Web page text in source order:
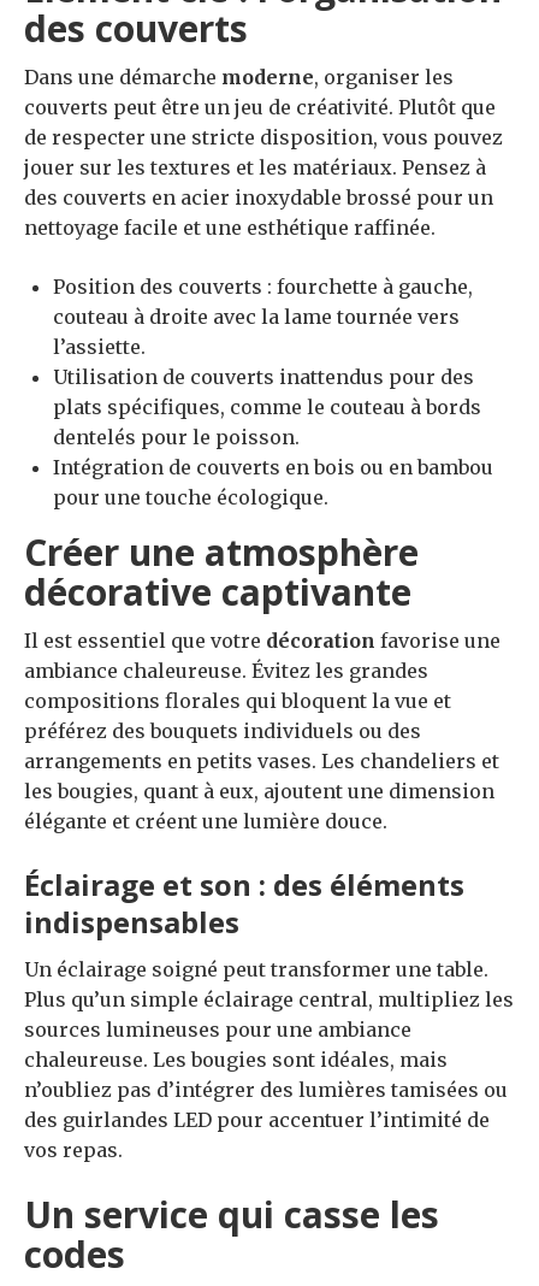
des couverts
Dans une démarche moderne, organiser les
couverts peut être un jeu de créativité. Plutôt que
de respecter une stricte disposition, vous pouvez
jouer sur les textures et les matériaux. Pensez à
des couverts en acier inoxydable brossé pour un
nettoyage facile et une esthétique raffinée.
Position des couverts : fourchette à gauche,
couteau à droite avec la lame tournée vers
l’assiette.
Utilisation de couverts inattendus pour des
plats spécifiques, comme le couteau à bords
dentelés pour le poisson.
Intégration de couverts en bois ou en bambou
pour une touche écologique.
Créer une atmosphère
décorative captivante
Il est essentiel que votre décoration favorise une
ambiance chaleureuse. Évitez les grandes
compositions florales qui bloquent la vue et
préférez des bouquets individuels ou des
arrangements en petits vases. Les chandeliers et
les bougies, quant à eux, ajoutent une dimension
élégante et créent une lumière douce.
Éclairage et son : des éléments
indispensables
Un éclairage soigné peut transformer une table.
Plus qu’un simple éclairage central, multipliez les
sources lumineuses pour une ambiance
chaleureuse. Les bougies sont idéales, mais
n’oubliez pas d’intégrer des lumières tamisées ou
des guirlandes LED pour accentuer l’intimité de
vos repas.
Un service qui casse les
codes